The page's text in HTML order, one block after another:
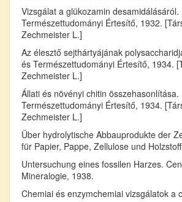
Vizsgálat a glükozamin
Természettudományi Értesítő, 1932.
Zechmeister L.]
Az élesztő sejthártyájának
és Természettudományi Értesítő, 1934.
Zechmeister L.]
Állati és növényi chitin
Természettudományi Értesítő, 1934.
Zechmeister L.]
Über hydrolytische Abbauprodukte der
für Papier, Pappe, Zellulose und
Untersuchung eines fossilen Harzes.
Mineralogie, 1938.
Chemiai és enzymchemiai vizsgálatok a